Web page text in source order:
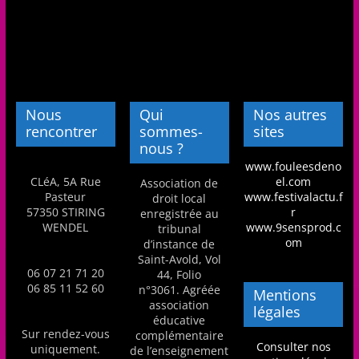
v
e
c
e
C
L
é
A
!
Nous
rencontrer
CLéA, 5A Rue
Pasteur
57350 STIRING
WENDEL
06 07 21 71 20
06 85 11 52 60
Sur rendez-vous
uniquement.
Qui
sommes-
nous ?
Association de
droit local
enregistrée au
tribunal
d’instance de
Saint-Avold, Vol
44, Folio
n°3061. Agréée
association
éducative
complémentaire
de l’enseignement
Nos autres
sites
www.fouleesdeno
el.com
www.festivalactu.f
r
www.9sensprod.c
om
Mentions
légales
Consulter nos